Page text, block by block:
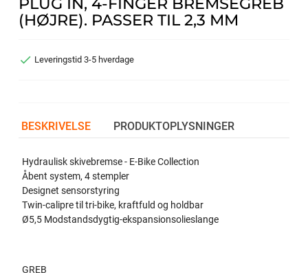
(HØJRE). PASSER TIL 2,3 MM
 Leveringstid 3-5 hverdage
BESKRIVELSE PRODUKTOPLYSNINGER
Hydraulisk skivebremse - E-Bike Collection
Åbent system, 4 stempler
Designet s​ensorstyring
Twin-calipre til tri-bike, kraftfuld og holdbar
Ø5,5 Modstandsdygtig-ekspansionsolieslange
GREB